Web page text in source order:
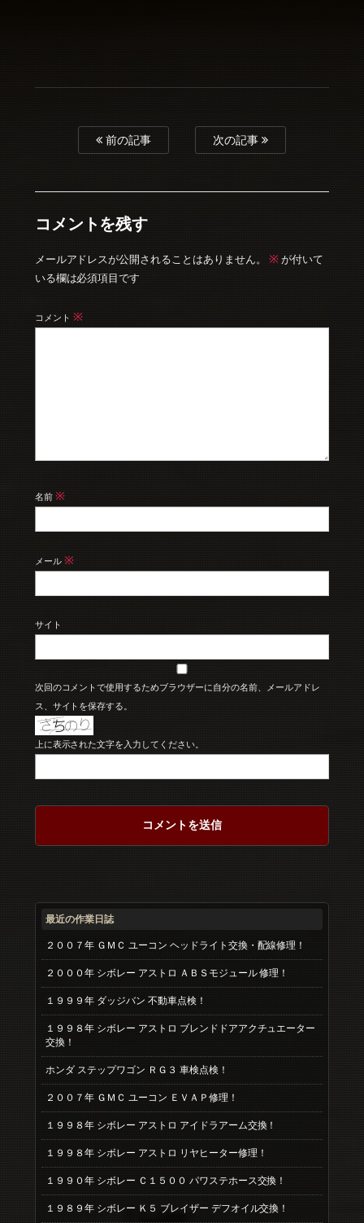
前の記事 次の記事
コメントを残す
メールアドレスが公開されることはありません。 ※ が付いて
いる欄は必須項目です
コメント ※
名前 ※
メール ※
サイト
次回のコメントで使用するためブラウザーに自分の名前、メールアドレ
ス、サイトを保存する。
上に表示された文字を入力してください。
最近の作業日誌
２００７年 ＧＭＣ ユーコン ヘッドライト交換・配線修理！
２０００年 シボレー アストロ ＡＢＳモジュール 修理！
１９９９年 ダッジバン 不動車点検！
１９９８年 シボレー アストロ ブレンドドアアクチュエーター
交換！
ホンダ ステップワゴン ＲＧ３ 車検点検！
２００７年 ＧＭＣ ユーコン ＥＶＡＰ修理！
１９９８年 シボレー アストロ アイドラアーム交換！
１９９８年 シボレー アストロ リヤヒーター修理！
１９９０年 シボレー Ｃ１５００ パワステホース交換！
１９８９年 シボレー Ｋ５ ブレイザー デフオイル交換！